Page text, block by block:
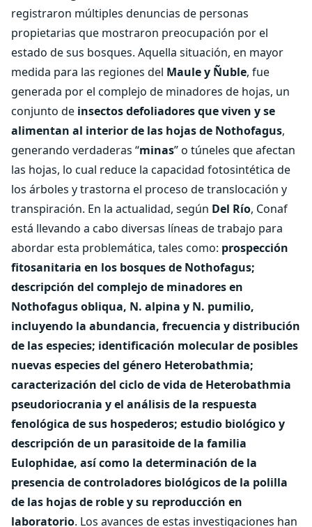
registraron múltiples denuncias de personas
propietarias que mostraron preocupación por el
estado de sus bosques. Aquella situación, en mayor
medida para las regiones del Maule y Ñuble, fue
generada por el complejo de minadores de hojas, un
conjunto de insectos defoliadores que viven y se
alimentan al interior de las hojas de Nothofagus,
generando verdaderas “minas” o túneles que afectan
las hojas, lo cual reduce la capacidad fotosintética de
los árboles y trastorna el proceso de translocación y
transpiración. En la actualidad, según Del Río, Conaf
está llevando a cabo diversas líneas de trabajo para
abordar esta problemática, tales como: prospección
fitosanitaria en los bosques de Nothofagus;
descripción del complejo de minadores en
Nothofagus obliqua, N. alpina y N. pumilio,
incluyendo la abundancia, frecuencia y distribución
de las especies; identificación molecular de posibles
nuevas especies del género Heterobathmia;
caracterización del ciclo de vida de Heterobathmia
pseudoriocrania y el análisis de la respuesta
fenológica de sus hospederos; estudio biológico y
descripción de un parasitoide de la familia
Eulophidae, así como la determinación de la
presencia de controladores biológicos de la polilla
de las hojas de roble y su reproducción en
laboratorio. Los avances de estas investigaciones han